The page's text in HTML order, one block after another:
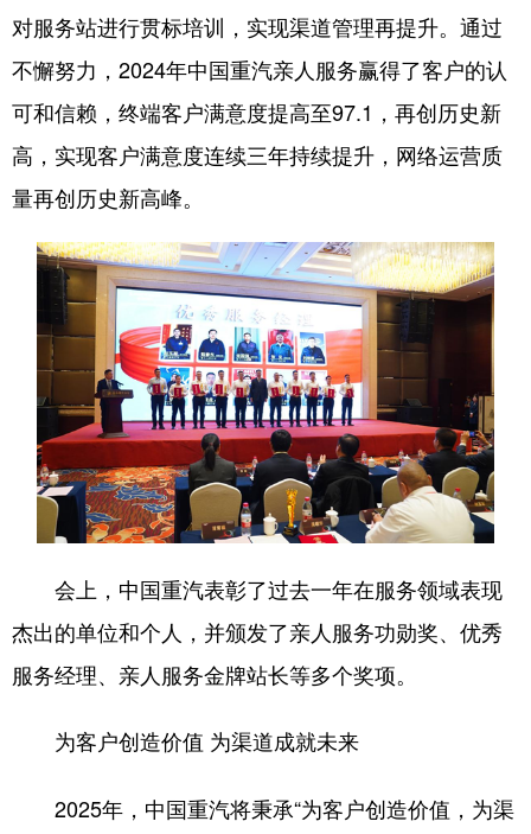
对服务站进行贯标培训，实现渠道管理再提升。通过
不懈努力，2024年中国重汽亲人服务赢得了客户的认
可和信赖，终端客户满意度提高至97.1，再创历史新
高，实现客户满意度连续三年持续提升，网络运营质
量再创历史新高峰。
会上，中国重汽表彰了过去一年在服务领域表现
杰出的单位和个人，并颁发了亲人服务功勋奖、优秀
服务经理、亲人服务金牌站长等多个奖项。
为客户创造价值 为渠道成就未来
2025年，中国重汽将秉承“为客户创造价值，为渠